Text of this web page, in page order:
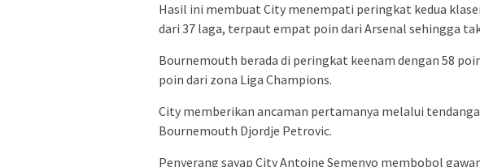
Hasil ini membuat City menempati peringkat kedua
dari 37 laga, terpaut empat poin dari Arsenal sehingga
Bournemouth berada di peringkat keenam dengan 58
poin dari zona Liga Champions.
City memberikan ancaman pertamanya melalui
Bournemouth Djordje Petrovic.
Penyerang sayap City Antoine Semenyo membobol